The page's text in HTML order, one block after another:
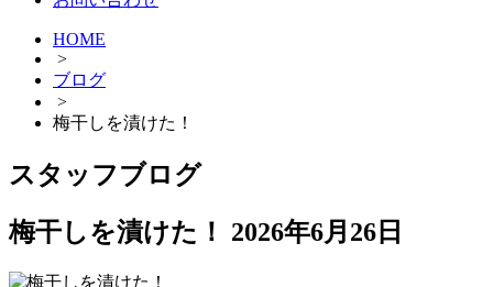
HOME
>
ブログ
>
梅干しを漬けた！
スタッフブログ
梅干しを漬けた！
2026年6月26日